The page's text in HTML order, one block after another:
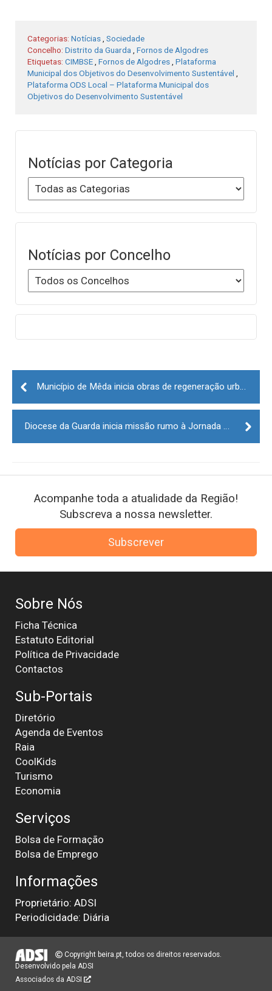
Categorias: Notícias Sociedade
Concelho: Distrito da Guarda
Fornos de Algodres
Etiquetas: CIMBSE Fornos de Algodres Plataforma
Municipal dos Objetivos do Desenvolvimento Sustentável
Plataforma ODS Local – Plataforma Municipal dos
Objetivos do Desenvolvimento Sustentável
Notícias por Categoria
Notícias por Concelho
Post
navigation
Município de Mêda inicia obras de regeneração urbana do centro histórico
Diocese da Guarda inicia missão rumo à Jornada Mundial da Juventude 2023
Acompanhe toda a atualidade da Região!
Subscreva a nossa newsletter.
Subscrever
Sobre Nós
Ficha Técnica
Estatuto Editorial
Política de Privacidade
Contactos
Sub-Portais
Diretório
Agenda de Eventos
Raia
CoolKids
Turismo
Economia
Serviços
Bolsa de Formação
Bolsa de Emprego
Informações
Proprietário: ADSI
Periodicidade: Diária
Copyright beira.pt, todos os direitos reservados.
Desenvolvido pela ADSI
Associados da ADSI